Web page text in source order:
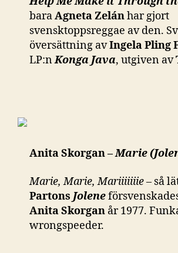
baraAgneta Zelánhar gjort
svensktoppsreggae av den.
översättning avIngela Pling
LP:nKonga Java, utgiven av
Anita Skorgan –Marie
Marie, Marie, Mariiiiiiie– så
Partons Jolene
Anita Skorgan år 1977.
wrongspeeder.